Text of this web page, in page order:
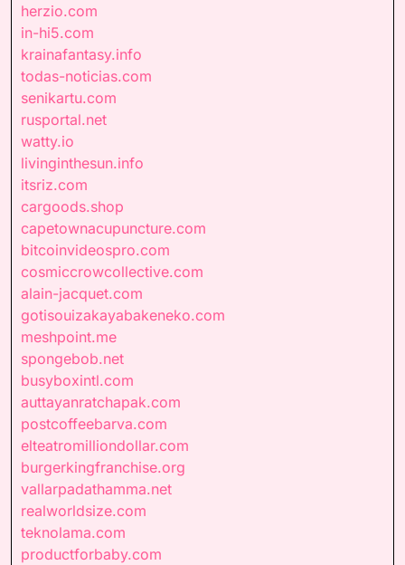
herzio.com
in-hi5.com
krainafantasy.info
todas-noticias.com
senikartu.com
rusportal.net
watty.io
livinginthesun.info
itsriz.com
cargoods.shop
capetownacupuncture.com
bitcoinvideospro.com
cosmiccrowcollective.com
alain-jacquet.com
gotisouizakayabakeneko.com
meshpoint.me
spongebob.net
busyboxintl.com
auttayanratchapak.com
postcoffeebarva.com
elteatromilliondollar.com
burgerkingfranchise.org
vallarpadathamma.net
realworldsize.com
teknolama.com
productforbaby.com